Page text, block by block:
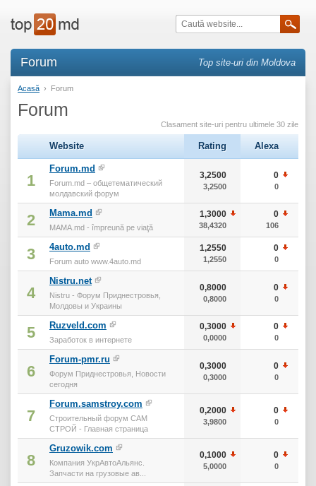
Forum Top site-uri din Moldova
Acasă › Forum
Forum
Clasament site-uri pentru ultimele 30 zile
Website Rating Alexa
1
Forum.md
Forum.md – общетематический
молдавский форум
3,2500
3,2500
0
0
2 Mama.md
MAMA.md - împreună pe viaţă
1,3000
38,4320
0
106
3 4auto.md
Forum auto www.4auto.md
1,2550
1,2550
0
0
4
Nistru.net
Nistru - Форум Приднестровья,
Молдовы и Украины
0,8000
0,8000
0
0
5 Ruzveld.com
Заработок в интернете
0,3000
0,0000
0
0
6
Forum-pmr.ru
Форум Приднестровья, Новости
сегодня
0,3000
0,3000
0
0
7
Forum.samstroy.com
Строительный форум САМ
СТРОЙ - Главная страница
0,2000
3,9800
0
0
8
Gruzowik.com
Компания УкрАвтоАльянс.
Запчасти на грузовые ав...
0,1000
5,0000
0
0